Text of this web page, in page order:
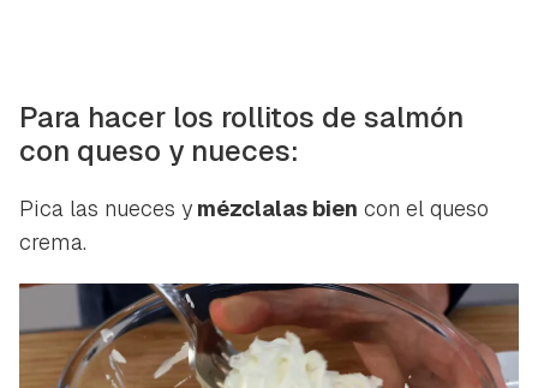
Para hacer los rollitos de salmón
con queso y nueces:
Pica las nueces y mézclalas bien con el queso
crema.